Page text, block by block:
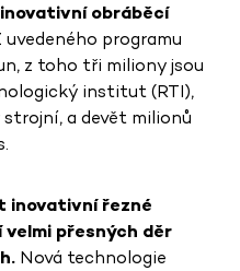
inovativní obráběcí
uvedeného programu
z toho tři miliony jsou
institut (RTI),
a devět milionů
inovativní řezné
přesných děr
Nová technologie